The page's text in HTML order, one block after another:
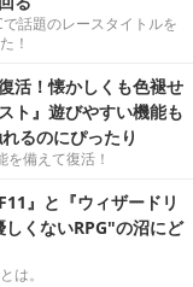
話題のレースタイトルを
！
活！懐かしくも色褪せ
ト』遊びやすい機能も
るのにぴったり
備えて復活！
』と『ウィザードリ
くないRPG"の沼にど
は。